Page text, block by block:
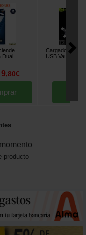
Dual
9,80€
Cargador
USB Vault 12W
producto